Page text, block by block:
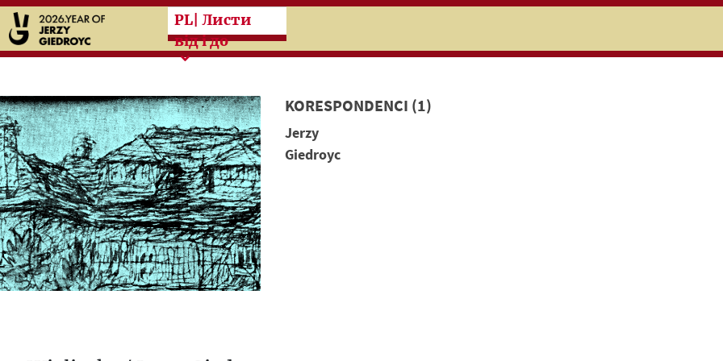
Przeskocz do treści zasadniczej
PL | Листи
від і до
KORESPONDENCI (1)
Jerzy
Giedroyc